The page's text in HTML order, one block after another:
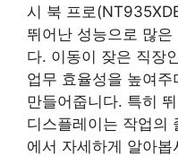
시 북 프로
뛰어난 성능으로 많
다. 이동이 잦은 직장
업무 효율성을 높여
만들어줍니다. 특히
디스플레이는 작업의
에서 자세하게 알아봅